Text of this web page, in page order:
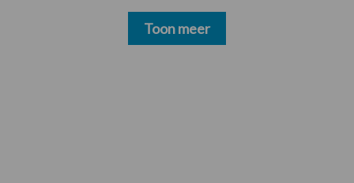
Toon meer